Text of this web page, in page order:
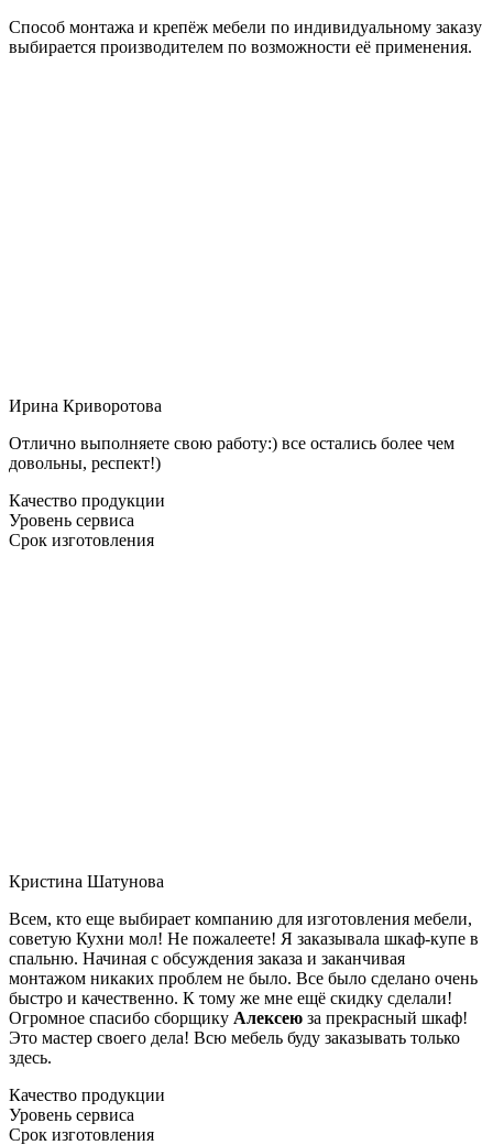
Способ монтажа и крепёж мебели по индивидуальному заказу
выбирается производителем по возможности её применения.
Ирина Криворотова
Отлично выполняете свою работу:) все остались более чем
довольны, респект!)
Качество продукции
Уровень сервиса
Срок изготовления
Кристина Шатунова
Всем, кто еще выбирает компанию для изготовления мебели,
советую Кухни мол! Не пожалеете! Я заказывала шкаф-купе в
спальню. Начиная с обсуждения заказа и заканчивая
монтажом никаких проблем не было. Все было сделано очень
быстро и качественно. К тому же мне ещё скидку сделали!
Огромное спасибо сборщику Алексею за прекрасный шкаф!
Это мастер своего дела! Всю мебель буду заказывать только
здесь.
Качество продукции
Уровень сервиса
Срок изготовления